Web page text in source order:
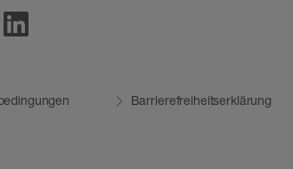
Linkedin
Barrierefreiheitserklärung